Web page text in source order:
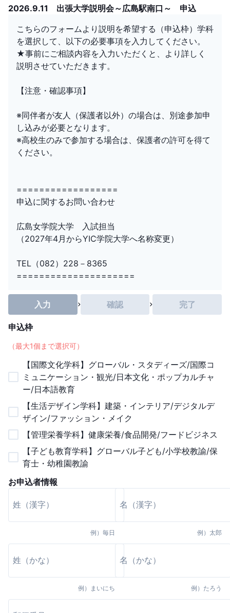
2026.9.11 出張大学説明会～広島駅南口～ 申込
こちらのフォームより説明を希望する（申込枠）学科
を選択して、以下の必要事項を入力してください。
★事前にご相談内容を入力いただくと、より詳しく
説明させていただきます。
【注意・確認事項】
※同伴者が友人（保護者以外）の場合は、別途参加申
し込みが必要となります。
※高校生のみで参加する場合は、保護者の許可を得て
ください。
==================
申込に関するお問い合わせ
広島女学院大学 入試担当
（2027年4月からYIC学院大学へ名称変更）
TEL（082）228－8365
=====================
入力 確認 完了
申込枠
（最大1個まで選択可）
【国際文化学科】グローバル・スタディーズ/国際コ
ミュニケーション・観光/日本文化・ポップカルチャ
ー/日本語教育
【生活デザイン学科】建築・インテリア/デジタルデ
ザイン/ファッション・メイク
【管理栄養学科】健康栄養/食品開発/フードビジネス
【子ども教育学科】グローバル子ども/小学校教諭/保
育士・幼稚園教諭
お申込者情報
例） 毎日 例） 太郎
例） まいにち 例） たろう